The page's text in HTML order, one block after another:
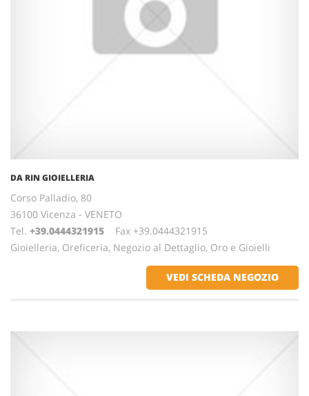
DA RIN GIOIELLERIA
Corso Palladio, 80
36100 Vicenza - VENETO
Tel. +39.0444321915 Fax +39.0444321915
Gioielleria, Oreficeria, Negozio al Dettaglio, Oro e Gioielli
VEDI SCHEDA NEGOZIO